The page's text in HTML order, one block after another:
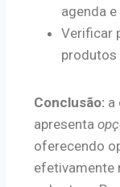
agenda
Verificar
produtos
Conclusão: a
apresenta
oferecendo
efetivamente